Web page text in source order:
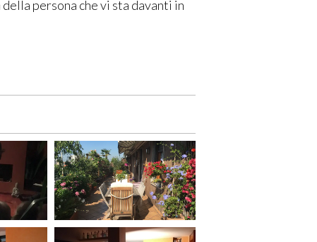
persona che vi sta davanti in